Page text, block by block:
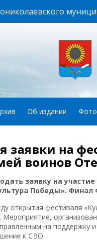
Об издании
на
воинов
заявку на
Победы».
открытия фестиваля
на поддержку
к СВО.